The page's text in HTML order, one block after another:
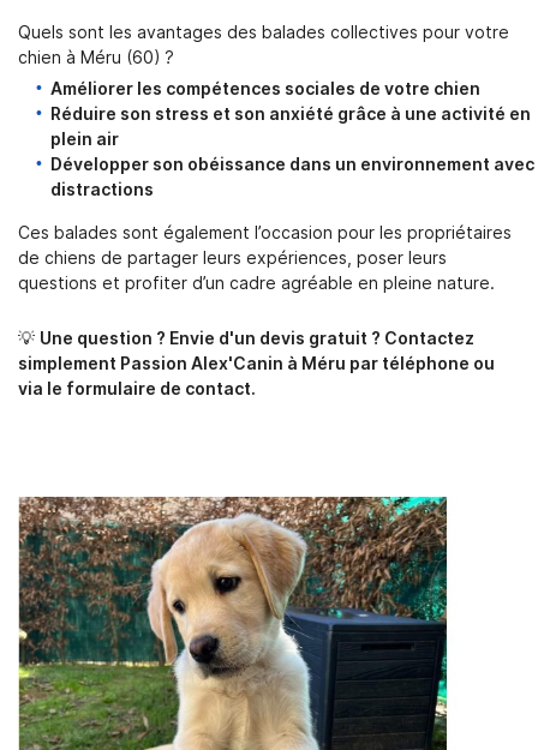
Quels sont les avantages des balades collectives pour votre
chien à Méru (60) ?
Améliorer les compétences sociales de votre chien
Réduire son stress et son anxiété grâce à une activité en
plein air
Développer son obéissance dans un environnement avec
distractions
Ces balades sont également l’occasion pour les propriétaires
de chiens de partager leurs expériences, poser leurs
questions et profiter d’un cadre agréable en pleine nature.
💡 Une question ? Envie d'un devis gratuit ? Contactez
simplement Passion Alex'Canin à Méru par téléphone ou
via le formulaire de contact.